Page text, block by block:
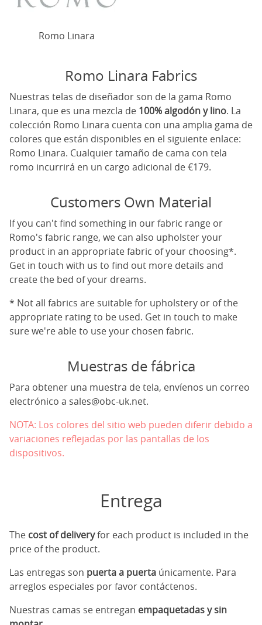
Romo Linara
Romo Linara Fabrics
Nuestras telas de diseñador son de la gama Romo
Linara, que es una mezcla de 100% algodón y lino. La
colección Romo Linara cuenta con una amplia gama de
colores que están disponibles en el siguiente enlace:
Romo Linara. Cualquier tamaño de cama con tela
romo incurrirá en un cargo adicional de €179.
Customers Own Material
If you can't find something in our fabric range or
Romo's fabric range, we can also upholster your
product in an appropriate fabric of your choosing*.
Get in touch with us to find out more details and
create the bed of your dreams.
* Not all fabrics are suitable for upholstery or of the
appropriate rating to be used. Get in touch to make
sure we're able to use your chosen fabric.
Muestras de fábrica
Para obtener una muestra de tela, envíenos un correo
electrónico a sales@obc-uk.net.
NOTA: Los colores del sitio web pueden diferir debido a
variaciones reflejadas por las pantallas de los
dispositivos.
Entrega
The cost of deliveryfor each product is included in the
price of the product.
Las entregas son puerta a puerta únicamente. Para
arreglos especiales por favor contáctenos.
Nuestras camas se entregan empaquetadas y sin